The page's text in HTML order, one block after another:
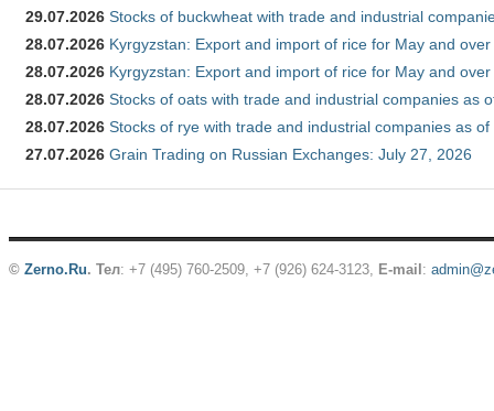
29.07.2026 Stocks of buckwheat with trade and industrial
28.07.2026 Kyrgyzstan: Export and import of rice for May and
28.07.2026 Kyrgyzstan: Export and import of rice for May and
28.07.2026 Stocks of oats with trade and industrial companies as
28.07.2026 Stocks of rye with trade and industrial companies as
27.07.2026 Grain Trading on Russian Exchanges: July 27, 2026
© Zerno.Ru. Тел: +7 (495) 760-2509, +7 (926) 624-3123, E-mail :